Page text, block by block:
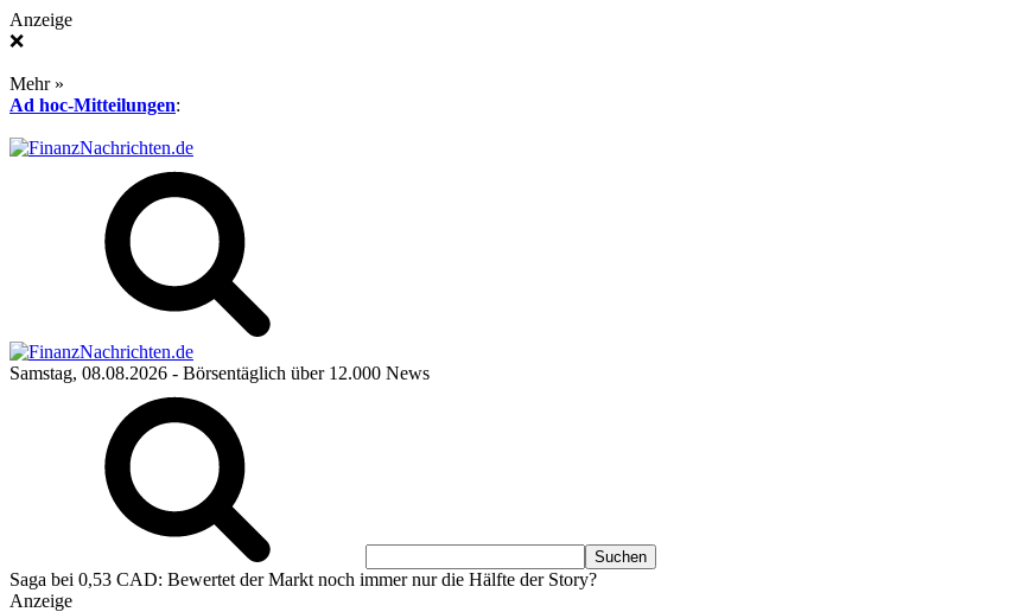
Anzeige
❌
Mehr »
Ad hoc-Mitteilungen:
Samstag, 08.08.2026 - Börsentäglich über 12.000 News
Saga bei 0,53 CAD: Bewertet der Markt noch immer nur die Hälfte der Story?
Anzeige